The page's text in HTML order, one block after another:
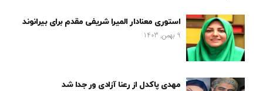
استوری معنادار المیرا شریفی مقدم برای بیرانوند
9 بهمن, 1403
مهدی پاکدل از رعنا آزادی ور جدا شد